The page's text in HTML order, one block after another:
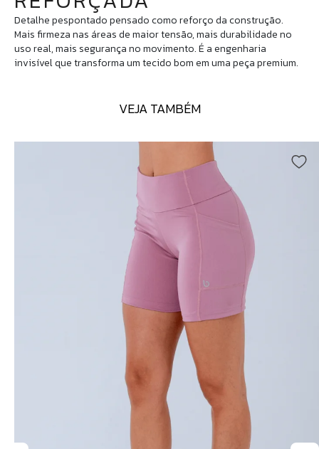
Detalhe pespontado pensado como reforço da construção.
Mais firmeza nas áreas de maior tensão, mais durabilidade no
uso real, mais segurança no movimento. É a engenharia
invisível que transforma um tecido bom em uma peça premium.
VEJA TAMBÉM